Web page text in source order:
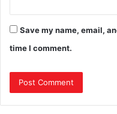
Save my name, email,
time I comment.